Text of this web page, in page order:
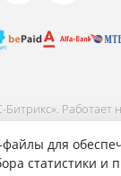
для
статистики и
Битрикс». Работает
данных